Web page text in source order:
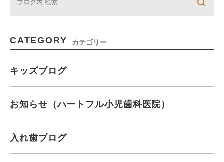
CATEGORY カテゴリー
キッズブログ
お知らせ（ハートフル小児歯科医院）
入れ歯ブログ